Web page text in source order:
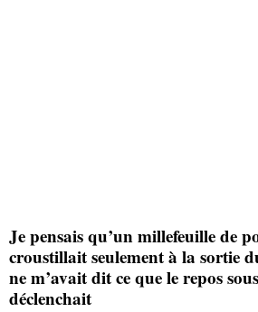
Je pensais qu’un millefeuille de
croustillait seulement à la sortie
ne m’avait dit ce que le repos
déclenchait